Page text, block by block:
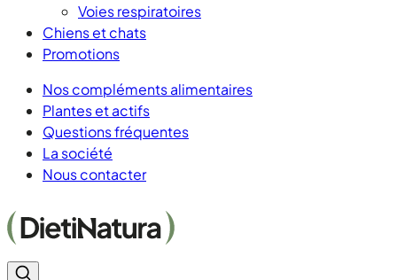
Voies respiratoires
Chiens et chats
Promotions
Nos compléments alimentaires
Plantes et actifs
Questions fréquentes
La société
Nous contacter